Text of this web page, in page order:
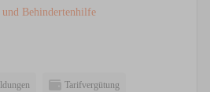
Behindertenhilfe
Tarifvergütung